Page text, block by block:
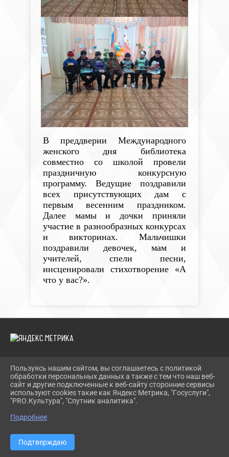
В преддверии Международного
женского дня библиотека
совместно со школой провели
праздничную конкурсную
программу. Ведущие поздравили
всех присутствующих дам с
первым весенним праздником.
Далее мамы и дочки приняли
участие в разнообразных конкурсах
и викторинах. Мальчишки
поздравили девочек, мам и
учителей, спели песни,
инсценировали стихотворение «А
что у вас?».
2026 Г. TEVRIZLIB.RU
ВХОД
КАРТА САЙТА
ПОЛИТИКА ОБРАБОТКИ ПЕРСОНАЛЬНЫХ ДАННЫХ
СДЕЛАНО НА KUBCMS
Пользуясь нашим сайтом, вы соглашаетесь с политикой
обработки персональных данных а также с тем что наш веб-
сайт и другие подключенные к веб-сайту сторонние сервисы
используют cookies такие как Яндекс Метрика, "Госуслуги",
"PRO.Культура", "Спутник аналитика".
Подробнее
Подтверждаю